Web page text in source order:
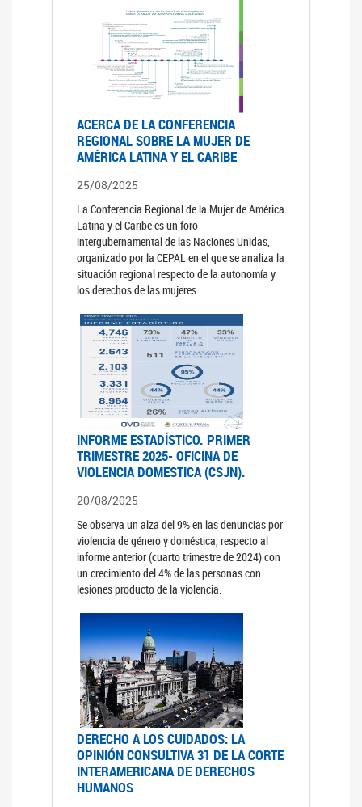
ACERCA DE LA CONFERENCIA
REGIONAL SOBRE LA MUJER DE
AMÉRICA LATINA Y EL CARIBE
25/08/2025
La Conferencia Regional de la Mujer de América
Latina y el Caribe es un foro
intergubernamental de las Naciones Unidas,
organizado por la CEPAL en el que se analiza la
situación regional respecto de la autonomía y
los derechos de las mujeres
INFORME ESTADÍSTICO. PRIMER
TRIMESTRE 2025- OFICINA DE
VIOLENCIA DOMESTICA (CSJN).
20/08/2025
Se observa un alza del 9% en las denuncias por
violencia de género y doméstica, respecto al
informe anterior (cuarto trimestre de 2024) con
un crecimiento del 4% de las personas con
lesiones producto de la violencia.
DERECHO A LOS CUIDADOS: LA
OPINIÓN CONSULTIVA 31 DE LA CORTE
INTERAMERICANA DE DERECHOS
HUMANOS